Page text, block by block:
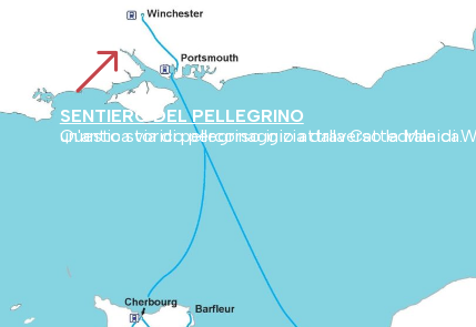
&
SENTIERO DEL PELLEGRINO
Questo storico percorso inizia dalla Cattedrale di Winchester, in Inghilterra, e attraversa la campagna inglese fino a Cherbourg. Collega poi la Normandia al Monte Bianco, segnando un'antica via di pellegrinaggio attraverso la Manica.